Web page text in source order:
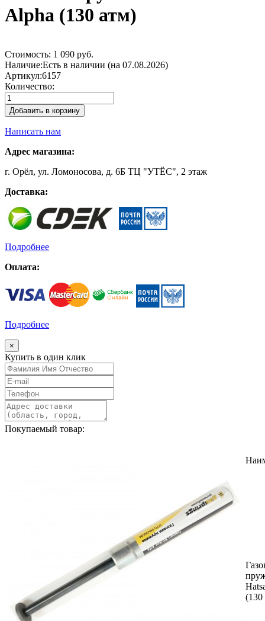
Alpha (130 атм)
Стоимость: 1 090 руб.
Наличие:Есть в наличии (на 07.08.2026)
Артикул:6157
Количество:
Добавить в корзину
Написать нам
Адрес магазина:
г. Орёл, ул. Ломоносова, д. 6Б ТЦ "УТЁС", 2 этаж
Доставка:
Подробнее
Оплата:
Подробнее
×
Купить в один клик
Покупаемый товар:
(130